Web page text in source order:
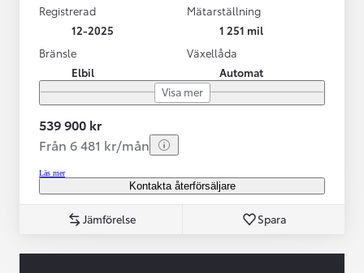
Registrerad
12-2025
Mätarställning
1 251 mil
Bränsle
Elbil
Växellåda
Automat
Visa mer
539 900 kr
Från 6 481 kr/mån
Läs mer
Kontakta återförsäljare
Jämförelse Spara